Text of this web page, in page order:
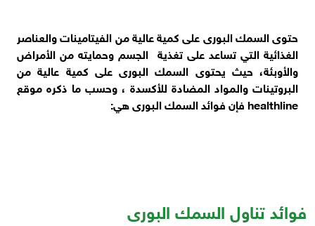
حتوى السمك البورى على كمية عالية من الفيتامينات والعناصر
الغذائية التي تساعد على تغذية الجسم وحمايته من الأمراض
والأوبئة، حيث يحتوى السمك البورى على كمية عالية من
البروتينات والمواد المضادة للأكسدة ، وحسب ما ذكره موقع
healthline فإن فوائد السمك البورى هي:
فوائد تناول السمك البورى